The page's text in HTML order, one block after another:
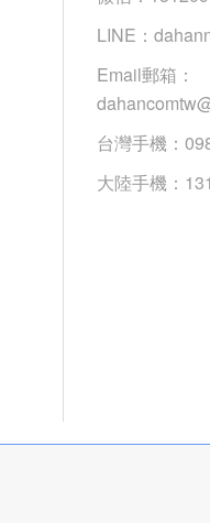
LINE：
Email郵箱：
台灣手機：
大陸手機：